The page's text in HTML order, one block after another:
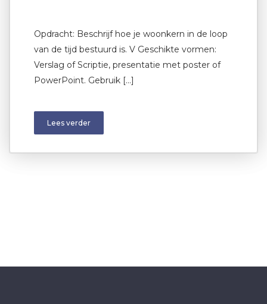
Opdracht: Beschrijf hoe je woonkern in de loop
van de tijd bestuurd is. V Geschikte vormen:
Verslag of Scriptie, presentatie met poster of
PowerPoint. Gebruik […]
Lees verder